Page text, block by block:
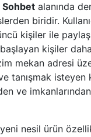
Sohbet alanında
biridir.
kişiler ile
kişiler
mekan adresi
tanışmak
ve
yeni nesil ürün